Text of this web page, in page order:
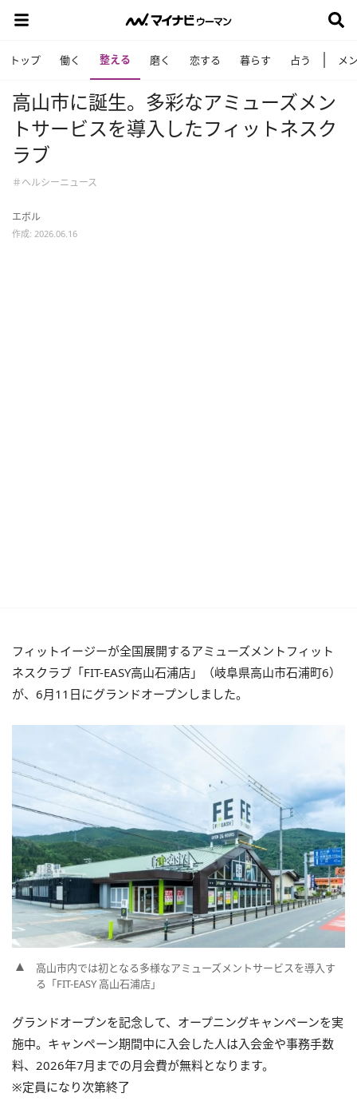
トップ 働く 整える 磨く 恋する 暮らす 占う メ
高山市に誕生。多彩なアミューズメン
トサービスを導入したフィットネスク
ラブ
＃ヘルシーニュース
エボル
作成: 2026.06.16
フィットイージーが全国展開するアミューズメントフィット
ネスクラブ「FIT-EASY高山石浦店」（岐阜県高山市石浦町6）
が、6月11日にグランドオープンしました。
高山市内では初となる多様なアミューズメントサービスを導入す
る「FIT-EASY 高山石浦店」
グランドオープンを記念して、オープニングキャンペーンを実
施中。キャンペーン期間中に入会した人は入会金や事務手数
料、2026年7月までの月会費が無料となります。
※定員になり次第終了